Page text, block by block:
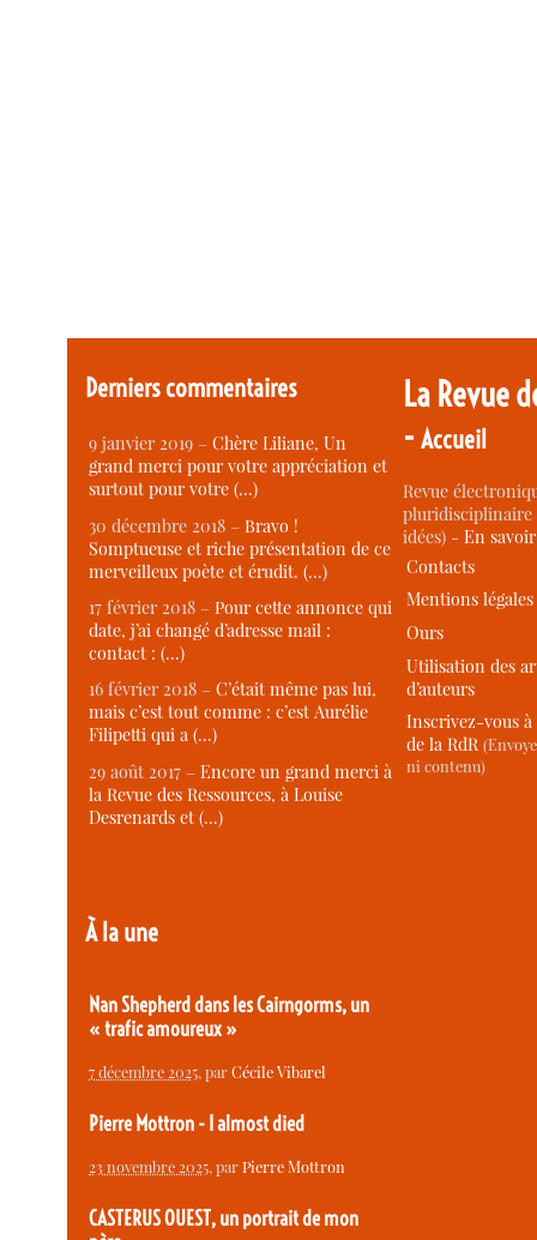
Derniers commentaires
9 janvier 2019 –Chère Liliane, Un
grand merci pour votre appréciation et
surtout pour votre (…)
30 décembre 2018 –Bravo !
Somptueuse et riche présentation de ce
merveilleux poète et érudit. (…)
17 février 2018 –Pour cette annonce qui
date, j’ai changé d’adresse mail :
contact : (…)
16 février 2018 –C’était même pas lui,
mais c’est tout comme : c’est Aurélie
Filipetti qui a (…)
29 août 2017 –Encore un grand merci à
la Revue des Ressources, à Louise
Desrenards et (…)
À la une
Nan Shepherd dans les Cairngorms, un
« trafic amoureux »
7 décembre 2025, parCécile Vibarel
Pierre Mottron - I almost died
23 novembre 2025, parPierre Mottron
CASTERUS OUEST, un portrait de mon
La Revue
-Accueil
Revue
idées) -En
Contacts
Mentions légales
Ours
Utilisation des
d’auteurs
Inscrivez-vous
de la RdR
ni contenu)